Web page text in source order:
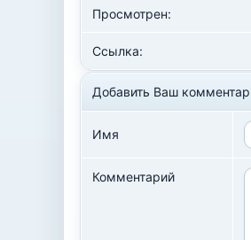
Просмотрен:
Ссылка:
Добавить Ваш
Имя
Комментарий